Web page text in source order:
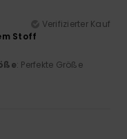
Verifizierter Kauf
Stoff
: Perfekte Größe